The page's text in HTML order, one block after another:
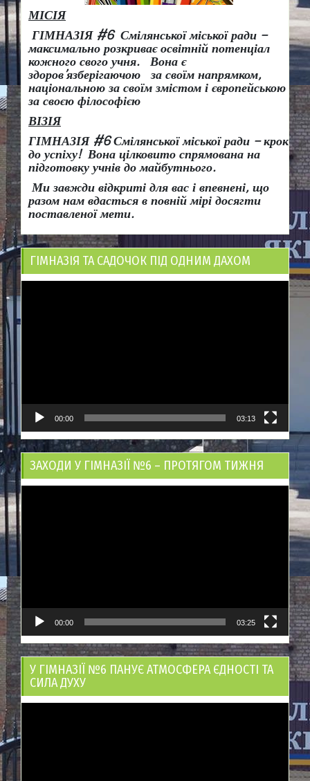
МІСІЯ
ГІМНАЗІЯ #6 Смілянської міської ради –
максимально розкриває освітній потенціал
кожного свого учня.
Вона є
здоров’язберігаючою за своїм напрямком,
національною за своїм змістом і європейською
за своєю філософією
ВІЗІЯ
ГІМНАЗІЯ #6 Смілянської міської ради – крок
до успіху! Вона цілковито спрямована на
підготовку учнів до майбутнього.
Ми завжди відкриті для вас і впевнені, що
разом нам вдасться в повній мірі досягти
поставленої мети.
ГІМНАЗІЯ ТА САДОЧОК ПІД ОДНИМ ДАХОМ
00:00 03:13
ЗАХОДИ У ГІМНАЗІЇ №6 – ПРОТЯГОМ ТИЖНЯ
00:00 03:25
У ГІМНАЗІЇ №6 ПАНУЄ АТМОСФЕРА ЄДНОСТІ ТА
СИЛА ДУХУ